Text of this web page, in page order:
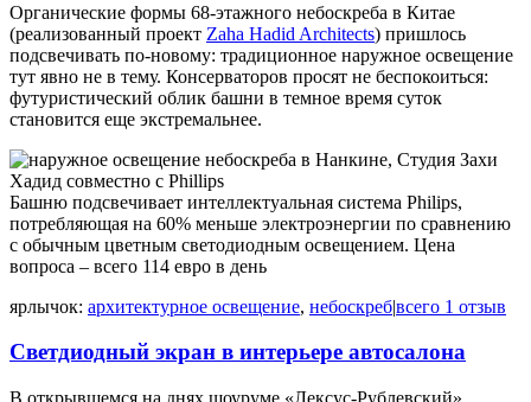
Органические формы 68-этажного небоскреба в Китае
(реализованный проект Zaha Hadid Architects) пришлось
подсвечивать по-новому: традиционное наружное освещение
тут явно не в тему. Консерваторов просят не беспокоиться:
футуристический облик башни в темное время суток
становится еще экстремальнее.
Башню подсвечивает интеллектуальная система Philips,
потребляющая на 60% меньше электроэнергии по сравнению
с обычным цветным светодиодным освещением. Цена
вопроса – всего 114 евро в день
ярлычок: архитектурное освещение, небоскреб|всего 1 отзыв
Светдиодный экран в интерьере автосалона